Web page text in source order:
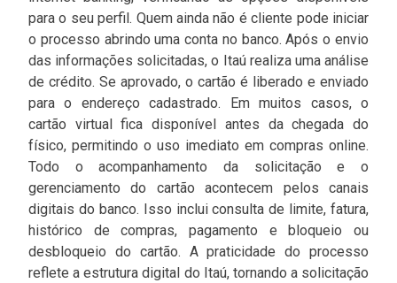
para o seu perfil. Quem ainda não é cliente pode iniciar
o processo abrindo uma conta no banco. Após o envio
das informações solicitadas, o Itaú realiza uma análise
de crédito. Se aprovado, o cartão é liberado e enviado
para o endereço cadastrado. Em muitos casos, o
cartão virtual fica disponível antes da chegada do
físico, permitindo o uso imediato em compras online.
Todo o acompanhamento da solicitação e o
gerenciamento do cartão acontecem pelos canais
digitais do banco. Isso inclui consulta de limite, fatura,
histórico de compras, pagamento e bloqueio ou
desbloqueio do cartão. A praticidade do processo
reflete a estrutura digital do Itaú, tornando a solicitação